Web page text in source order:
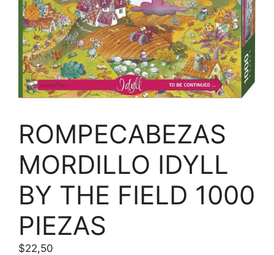
ROMPECABEZAS
MORDILLO IDYLL
BY THE FIELD 1000
PIEZAS
$22,50